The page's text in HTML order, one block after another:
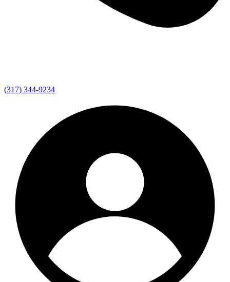
(317) 344-9234